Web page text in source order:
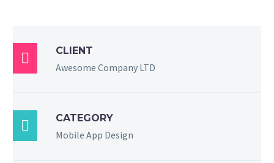
 CLIENT
Awesome Company LTD
 CATEGORY
Mobile App Design